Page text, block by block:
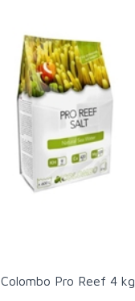
Colombo Pro Reef 4 kg